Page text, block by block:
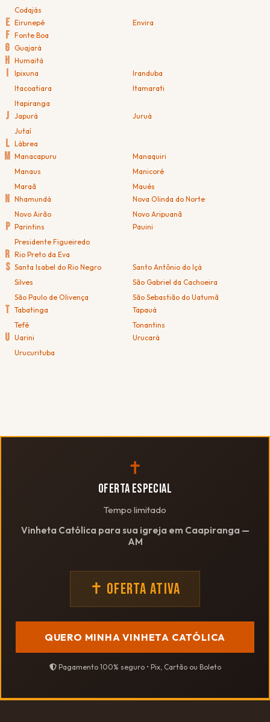
Codajás
E Eirunepé Envira
F Fonte Boa
G Guajará
H Humaitá
Ipixuna
Iranduba
Itacoatiara
Itamarati
Itapiranga
J Japurá
Juruá
Jutaí
L Lábrea
M Manacapuru
Manaquiri
Manaus
Manicoré
Maraã
Maués
N Nhamundá
Nova Olinda do Norte
Novo Airão
Novo Aripuanã
P Parintins
Pauini
Presidente Figueiredo
R Rio Preto da Eva
S Santa Isabel do Rio Negro
Santo Antônio do Içá
Silves
São Gabriel da Cachoeira
São Paulo de Olivença
São Sebastião do Uatumã
T Tabatinga
Tapauá
Tefé
Tonantins
U Uarini
Urucará
Urucurituba
✝
OFERTA ESPECIAL
Tempo limitado
Vinheta Católica para sua igreja em Caapiranga —
AM
✝ OFERTA ATIVA
QUERO MINHA VINHETA CATÓLICA
Pagamento 100% seguro • Pix, Cartão ou Boleto